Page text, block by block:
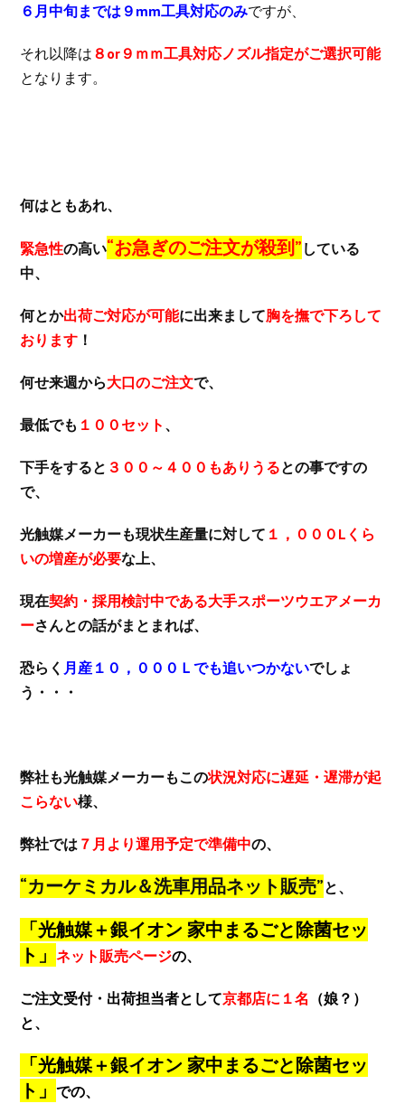
６月中旬までは９mm工具対応のみですが、
それ以降は ８or９ｍｍ工具対応ノズル指定がご選択可能
となります。
何はともあれ、
緊急性の高い“お急ぎのご注文が殺到” している
中、
何とか出荷ご対応が可能に出来まして胸を撫で下ろして
おります ！
何せ来週から大口のご注文で、
最低でも １００セット 、
下手をすると ３００～４００もありうるとの事ですの
で、
光触媒メーカーも現状生産量に対して １，０００Lくら
いの増産が必要な上、
現在契約・採用検討中である大手スポーツウエアメーカ
ーさんとの話がまとまれば、
恐らく 月産１０，０００Ｌでも追いつかないでしょ
う・・・
弊社も光触媒メーカーもこの状況対応に遅延・遅滞が起
こらない様、
弊社では ７月より運用予定で準備中の、
“カーケミカル＆洗車用品ネット販売”と、
「光触媒＋銀イオン 家中まるごと除菌セッ
ト」ネット販売ページの、
ご注文受付・出荷担当者として京都店に１名 （娘？）
と、
「光触媒＋銀イオン 家中まるごと除菌セッ
ト」での、